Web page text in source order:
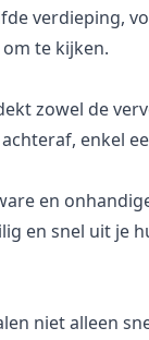
verdieping,
te kijken.
zowel de
enkel
en
en snel uit je
niet alleen